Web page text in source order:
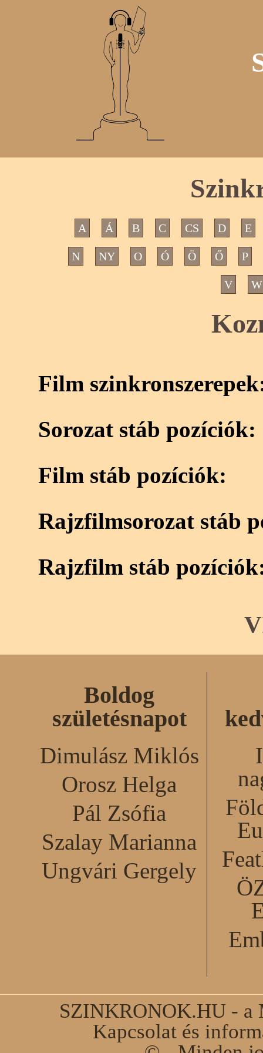
A Á B C CS D E
N NY O Ó Ö Ő P
V W
Film
Sorozat stáb pozíciók:
Film stáb pozíciók:
Rajzfilmsorozat stáb
Rajzfilm stáb
Boldog
születésnapot
Dimulász Miklós
Orosz Helga
Pál Zsófia
Szalay Marianna
Ungvári Gergely
SZINKRONOK.HU - a
Kapcsolat és